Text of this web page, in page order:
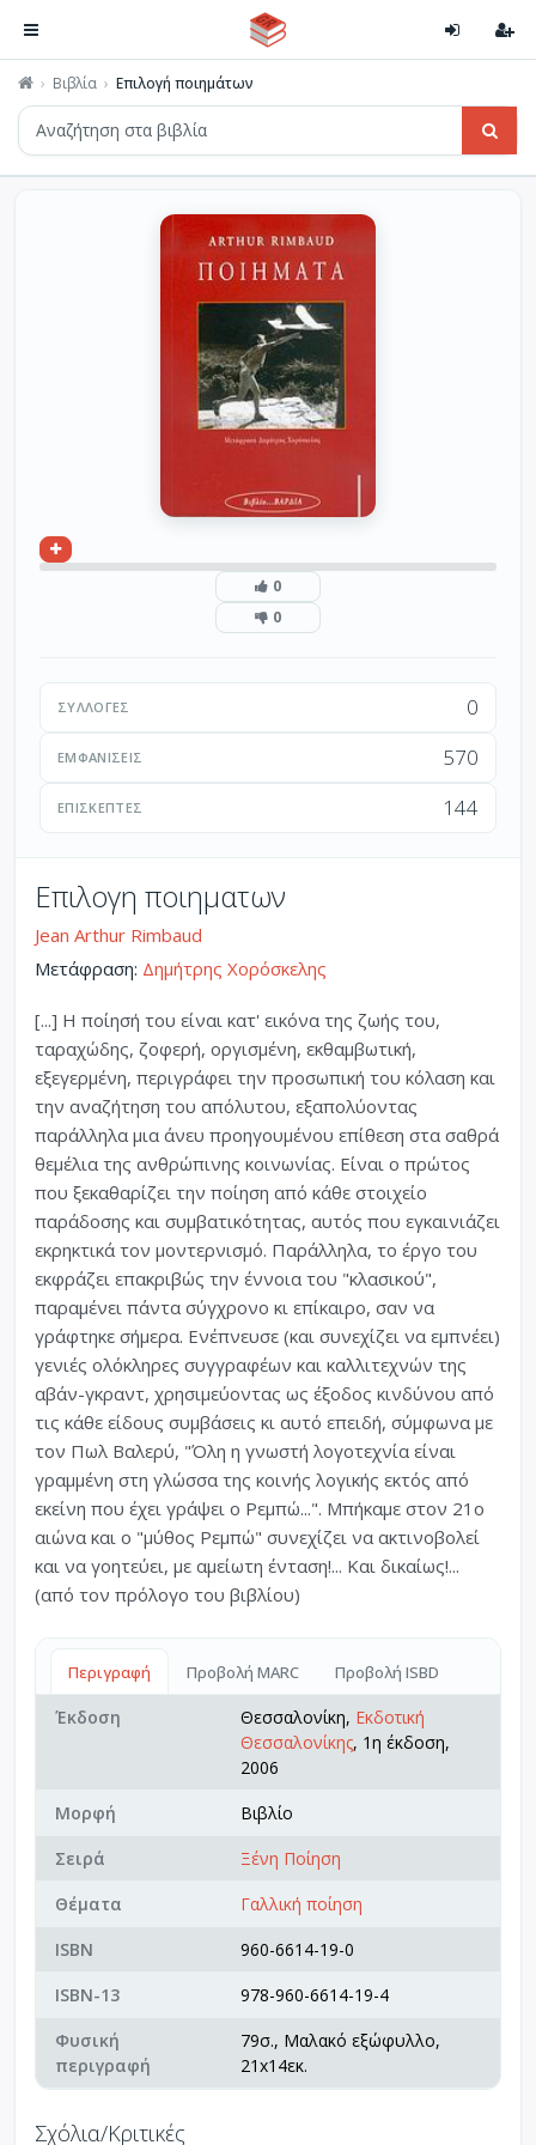
Βιβλία Επιλογή ποιημάτων
0
0
ΣΥΛΛΟΓΈΣ 0
ΕΜΦΑΝΊΣΕΙΣ 570
ΕΠΙΣΚΈΠΤΕΣ 144
Επιλογη ποιηματων
Jean Arthur Rimbaud
Μετάφραση: Δημήτρης Χορόσκελης
[...] Η ποίησή του είναι κατ' εικόνα της ζωής του,
ταραχώδης, ζοφερή, οργισμένη, εκθαμβωτική,
εξεγερμένη, περιγράφει την προσωπική του κόλαση και
την αναζήτηση του απόλυτου, εξαπολύοντας
παράλληλα μια άνευ προηγουμένου επίθεση στα σαθρά
θεμέλια της ανθρώπινης κοινωνίας. Είναι ο πρώτος
που ξεκαθαρίζει την ποίηση από κάθε στοιχείο
παράδοσης και συμβατικότητας, αυτός που εγκαινιάζει
εκρηκτικά τον μοντερνισμό. Παράλληλα, το έργο του
εκφράζει επακριβώς την έννοια του "κλασικού",
παραμένει πάντα σύγχρονο κι επίκαιρο, σαν να
γράφτηκε σήμερα. Ενέπνευσε (και συνεχίζει να εμπνέει)
γενιές ολόκληρες συγγραφέων και καλλιτεχνών της
αβάν-γκραντ, χρησιμεύοντας ως έξοδος κινδύνου από
τις κάθε είδους συμβάσεις κι αυτό επειδή, σύμφωνα με
τον Πωλ Βαλερύ, "Όλη η γνωστή λογοτεχνία είναι
γραμμένη στη γλώσσα της κοινής λογικής εκτός από
εκείνη που έχει γράψει ο Ρεμπώ...". Μπήκαμε στον 21ο
αιώνα και ο "μύθος Ρεμπώ" συνεχίζει να ακτινοβολεί
και να γοητεύει, με αμείωτη ένταση!... Και δικαίως!...
(από τον πρόλογο του βιβλίου)
Περιγραφή Προβολή MARC Προβολή ISBD
Έκδοση Θεσσαλονίκη, Εκδοτική
Θεσσαλονίκης, 1η έκδοση,
2006
Μορφή
Βιβλίο
Σειρά
Ξένη Ποίηση
Θέματα
Γαλλική ποίηση
ISBN
960-6614-19-0
ISBN-13
978-960-6614-19-4
Φυσική
περιγραφή
79σ., Μαλακό εξώφυλλο,
21x14εκ.
Σχόλια/Κριτικές